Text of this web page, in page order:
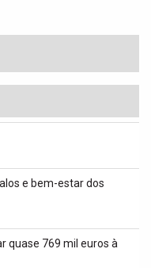
e bem-estar dos
quase 769 mil euros à